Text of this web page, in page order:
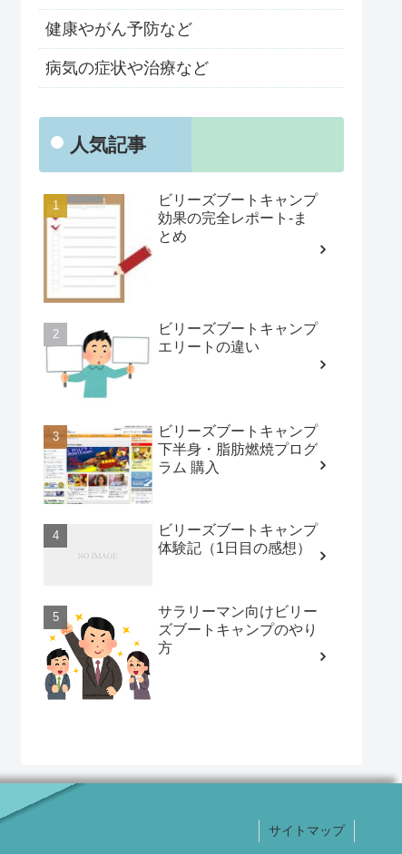
健康やがん予防など
病気の症状や治療など
人気記事
ビリーズブートキャンプ
効果の完全レポート-ま
とめ
ビリーズブートキャンプ
エリートの違い
ビリーズブートキャンプ
下半身・脂肪燃焼プログ
ラム 購入
ビリーズブートキャンプ
体験記（1日目の感想）
サラリーマン向けビリー
ズブートキャンプのやり
方
サイトマップ